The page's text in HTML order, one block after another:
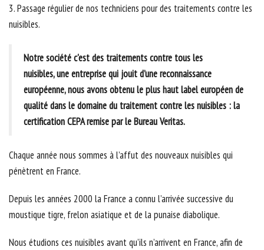
3. Passage régulier de nos techniciens pour des traitements contre les
nuisibles.
Notre société c'est des traitements contre tous les
nuisibles, une entreprise qui jouit d’une reconnaissance
européenne, nous avons obtenu le plus haut label européen de
qualité dans le domaine du traitement contre les nuisibles : la
certification CEPA remise par le Bureau Veritas.
Chaque année nous sommes à l’affut des nouveaux nuisibles qui
pénètrent en France.
Depuis les années 2000 la France a connu l’arrivée successive du
moustique tigre, frelon asiatique et de la punaise diabolique.
Nous étudions ces nuisibles avant qu’ils n’arrivent en France, afin de